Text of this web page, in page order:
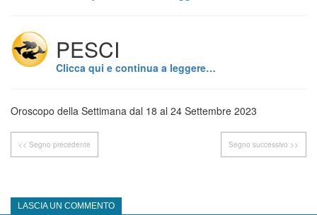
PESCI
Clicca qui e continua a leggere…
Oroscopo della Settimana dal 18 al 24 Settembre 2023
<< Segno precedente Segno successivo >>
LASCIA UN COMMENTO